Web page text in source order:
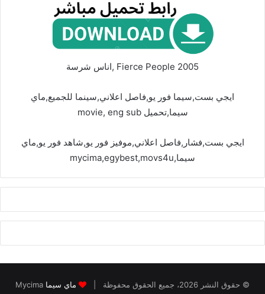
Fierce People 2005 ,اناس شرسة
ايجي بست,سيما فور يو,فاصل اعلاني,سينما للجميع,ماي
سيما,تحميل movie, eng sub
ايجي بست,فشار,فاصل اعلاني,موفيز فور يو,شاهد فور يو,ماي
سيما,mycima,egybest,movs4u
© حقوق النشر 2026، جميع الحقوق محفوظة | ماي سيما